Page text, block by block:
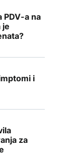
PDV-a na
je
i
za